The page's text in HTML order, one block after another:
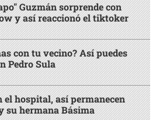
Guzmán sorprende con
y así reaccionó el tiktoker
con tu vecino? Así puedes
Pedro Sula
el hospital, así permanecen
su hermana Básima